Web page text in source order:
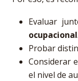
Evaluar
ocupacional.
Probar
Considerar
el nivel de